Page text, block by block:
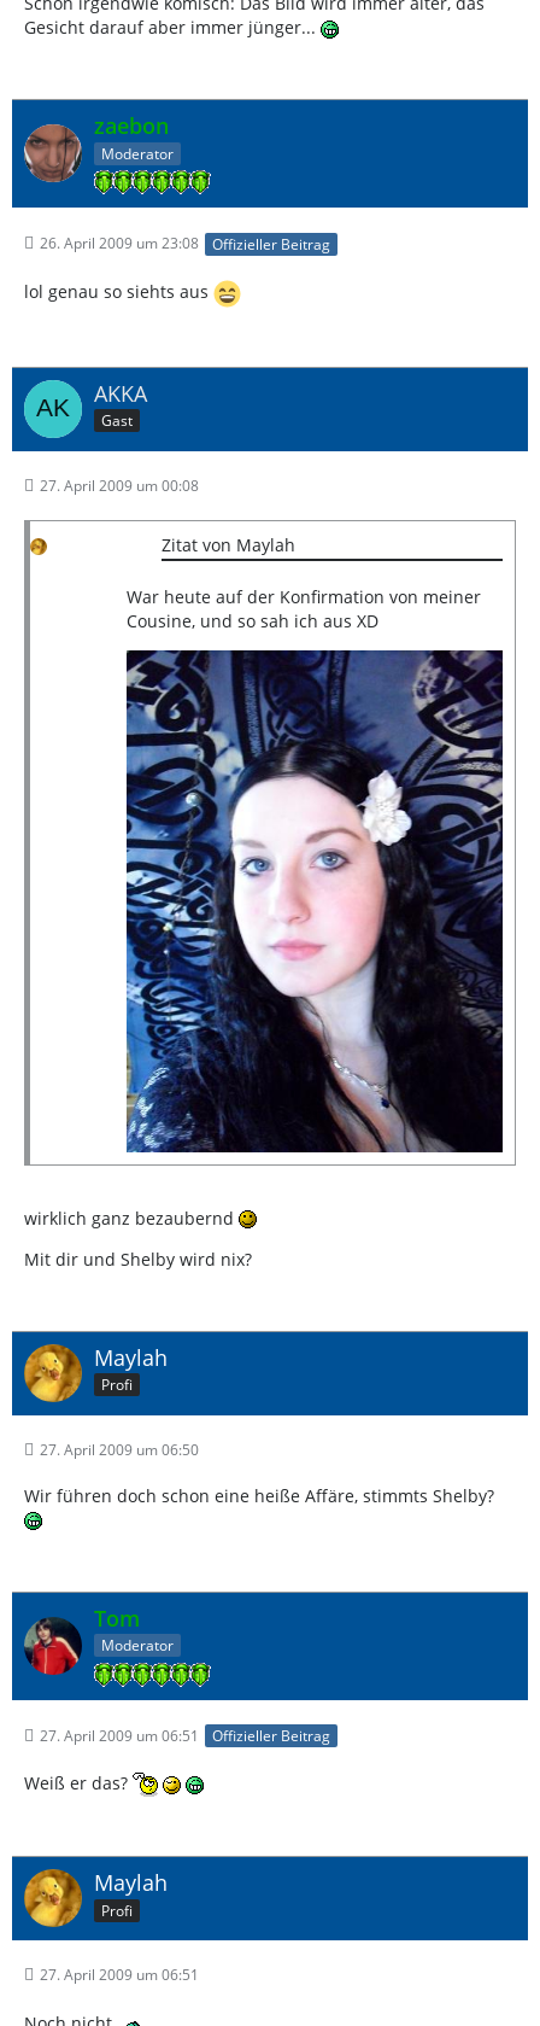
Gesicht darauf aber immer jünger...
zaebon
Moderator
26. April 2009 um 23:08 Offizieller Beitrag
lol genau so siehts aus
AKKA
Gast
27. April 2009 um 00:08
Zitat von Maylah
War heute auf der Konfirmation von meiner
Cousine, und so sah ich aus XD
wirklich ganz bezaubernd
Mit dir und Shelby wird nix?
Maylah
Profi
27. April 2009 um 06:50
Wir führen doch schon eine heiße Affäre, stimmts Shelby?
Tom
Moderator
27. April 2009 um 06:51 Offizieller Beitrag
Weiß er das?
Maylah
Profi
27. April 2009 um 06:51